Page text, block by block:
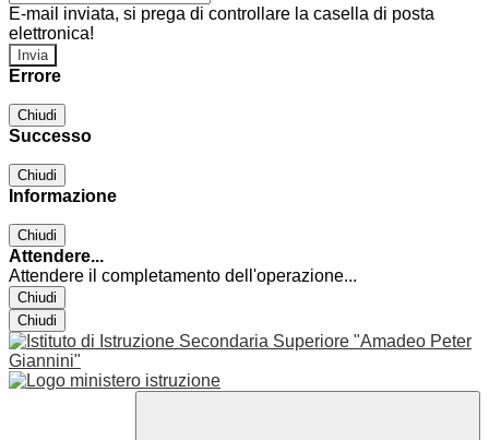
E-mail inviata, si prega di controllare la casella di posta
elettronica!
Errore
Chiudi
Successo
Chiudi
Informazione
Chiudi
Attendere...
Attendere il completamento dell'operazione...
Chiudi
Chiudi